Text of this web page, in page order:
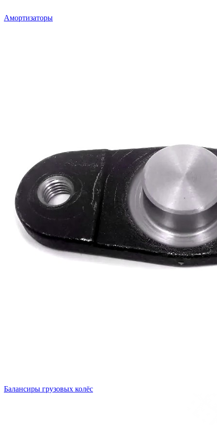
Амортизаторы
Балансиры грузовых колёс